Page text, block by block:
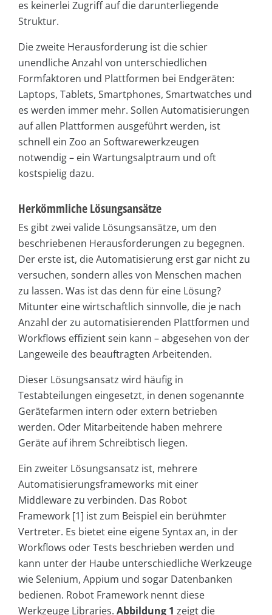
es keinerlei Zugriff auf die darunterliegende
Struktur.
Die zweite Herausforderung ist die schier
unendliche Anzahl von unterschiedlichen
Formfaktoren und Plattformen bei Endgeräten:
Laptops, Tablets, Smartphones, Smartwatches und
es werden immer mehr. Sollen Automatisierungen
auf allen Plattformen ausgeführt werden, ist
schnell ein Zoo an Softwarewerkzeugen
notwendig – ein Wartungsalptraum und oft
kostspielig dazu.
Herkömmliche Lösungsansätze
Es gibt zwei valide Lösungsansätze, um den
beschriebenen Herausforderungen zu begegnen.
Der erste ist, die Automatisierung erst gar nicht zu
versuchen, sondern alles von Menschen machen
zu lassen. Was ist das denn für eine Lösung?
Mitunter eine wirtschaftlich sinnvolle, die je nach
Anzahl der zu automatisierenden Plattformen und
Workflows effizient sein kann – abgesehen von der
Langeweile des beauftragten Arbeitenden.
Dieser Lösungsansatz wird häufig in
Testabteilungen eingesetzt, in denen sogenannte
Gerätefarmen intern oder extern betrieben
werden. Oder Mitarbeitende haben mehrere
Geräte auf ihrem Schreibtisch liegen.
Ein zweiter Lösungsansatz ist, mehrere
Automatisierungsframeworks mit einer
Middleware zu verbinden. Das Robot
Framework [1] ist zum Beispiel ein berühmter
Vertreter. Es bietet eine eigene Syntax an, in der
Workflows oder Tests beschrieben werden und
kann unter der Haube unterschiedliche Werkzeuge
wie Selenium, Appium und sogar Datenbanken
bedienen. Robot Framework nennt diese
Werkzeuge Libraries. Abbildung 1 zeigt die